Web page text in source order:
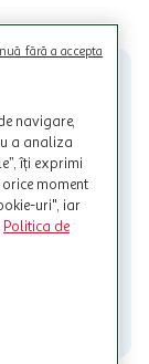
promotiei.
Auchan
de Auchan si
sau pentru alte
sunt efectuate
al Cardului.
navigare,
a analiza
îți exprimi
moment
uri", iar
Politica de
fără a accepta